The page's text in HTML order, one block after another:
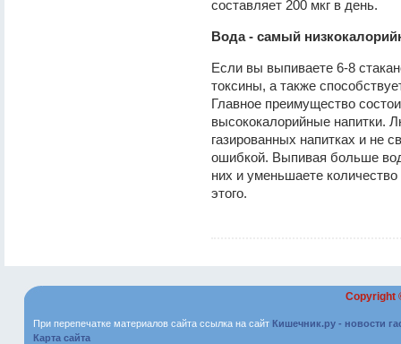
составляет 200 мкг в день.
Вода - самый
Если вы выпиваете 6-8
токсины, а также
Главное преимущество
высококалорийные напитки.
газированных напитках и не
ошибкой. Выпивая больше
них и уменьшаете
этого.
Copyright
При перепечатке материалов сайта ссылка на сайт Кишечник.ру - новости
Карта сайта